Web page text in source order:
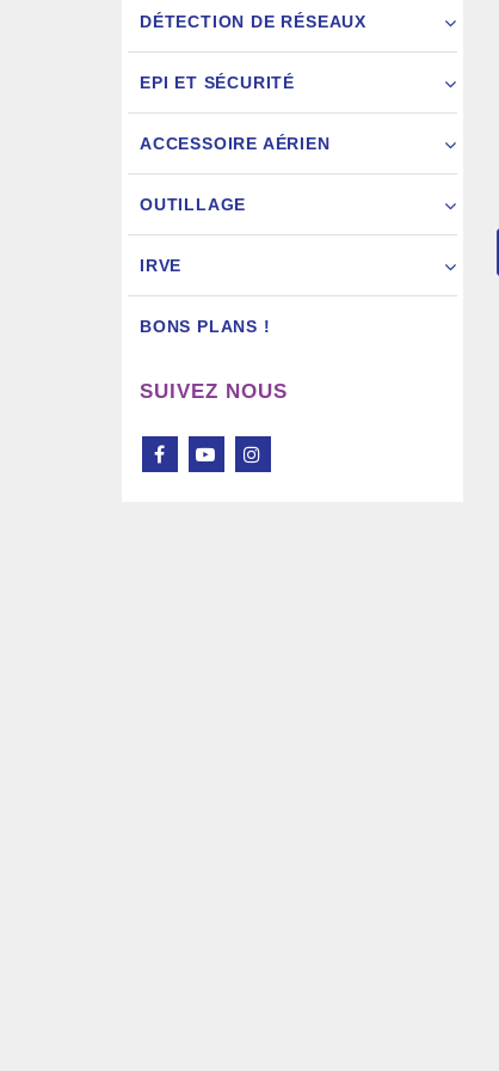
DÉTECTION DE RÉSEAUX
EPI ET SÉCURITÉ
ACCESSOIRE AÉRIEN
OUTILLAGE
IRVE
BONS PLANS !
SUIVEZ NOUS